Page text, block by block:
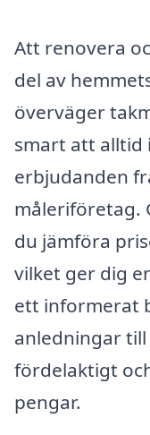
Att renovera
del av
överväger
smart att alltid
erbjudanden
måleriföretag.
du jämföra
vilket ger dig
ett informerat
anledningar
fördelaktigt
pengar.